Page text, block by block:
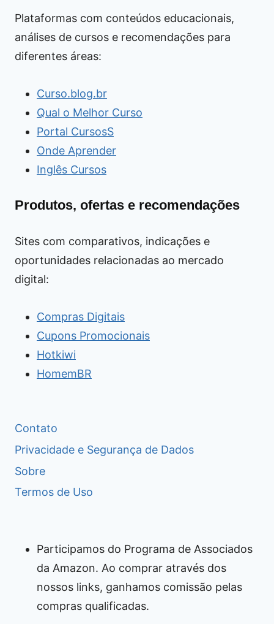
Plataformas com conteúdos educacionais,
análises de cursos e recomendações para
diferentes áreas:
Curso.blog.br
Qual o Melhor Curso
Portal CursosS
Onde Aprender
Inglês Cursos
Produtos, ofertas e recomendações
Sites com comparativos, indicações e
oportunidades relacionadas ao mercado
digital:
Compras Digitais
Cupons Promocionais
Hotkiwi
HomemBR
Contato
Privacidade e Segurança de Dados
Sobre
Termos de Uso
Participamos do Programa de Associados
da Amazon. Ao comprar através dos
nossos links, ganhamos comissão pelas
compras qualificadas.